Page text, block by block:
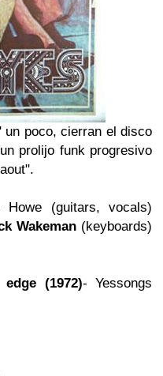
poco, cierran el disco
prolijo funk progresivo
Howe (guitars, vocals)
Wakeman(keyboards)
(1972)- Yessongs